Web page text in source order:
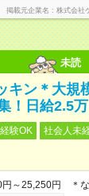
掲載元企業名 株式会社
未読
キン＊大規
！日給2.5万
験OK 社会人未
円～25,250円 ＊な